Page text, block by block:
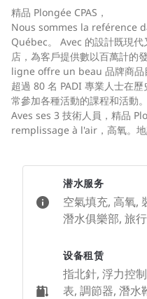
精品 Plongée CPAS，
Nous sommes la reférence
Québec。 Avec 的設計既現代
店，為客戶提供數以百萬計
ligne offre un beau 品牌商品
超過 80 名 PADI 專業人士在
常參加各種活動的課程和活動。
Aves ses 3 技術人員，精品
remplissage à l'air，高氧。地
潜水服务
空氣填充, 高氧,
潛水俱樂部, 旅行
设备租赁
指北針, 浮力控
表, 調節器, 潛水